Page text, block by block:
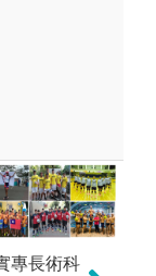
專長術科